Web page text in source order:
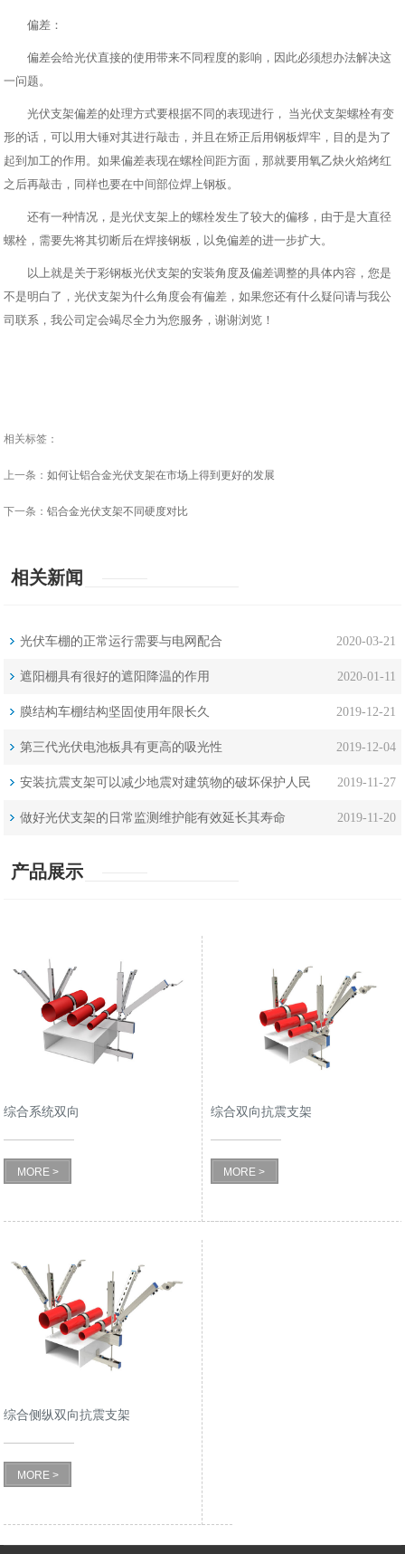
偏差：
偏差会给光伏直接的使用带来不同程度的影响，因此必须想办法解决这
一问题。
光伏支架偏差的处理方式要根据不同的表现进行， 当光伏支架螺栓有变
形的话，可以用大锤对其进行敲击，并且在矫正后用钢板焊牢，目的是为了
起到加工的作用。如果偏差表现在螺栓间距方面，那就要用氧乙炔火焰烤红
之后再敲击，同样也要在中间部位焊上钢板。
还有一种情况，是光伏支架上的螺栓发生了较大的偏移，由于是大直径
螺栓，需要先将其切断后在焊接钢板，以免偏差的进一步扩大。
以上就是关于彩钢板光伏支架的安装角度及偏差调整的具体内容，您是
不是明白了，光伏支架为什么角度会有偏差，如果您还有什么疑问请与我公
司联系，我公司定会竭尽全力为您服务，谢谢浏览！
相关标签：
上一条：如何让铝合金光伏支架在市场上得到更好的发展
下一条：铝合金光伏支架不同硬度对比
相关新闻
光伏车棚的正常运行需要与电网配合 2020-03-21
遮阳棚具有很好的遮阳降温的作用 2020-01-11
膜结构车棚结构坚固使用年限长久 2019-12-21
第三代光伏电池板具有更高的吸光性 2019-12-04
安装抗震支架可以减少地震对建筑物的破坏保护人民
生命安全
2019-11-27
做好光伏支架的日常监测维护能有效延长其寿命 2019-11-20
产品展示
综合系统双向
MORE >
综合双向抗震支架
MORE >
综合侧纵双向抗震支架
MORE >